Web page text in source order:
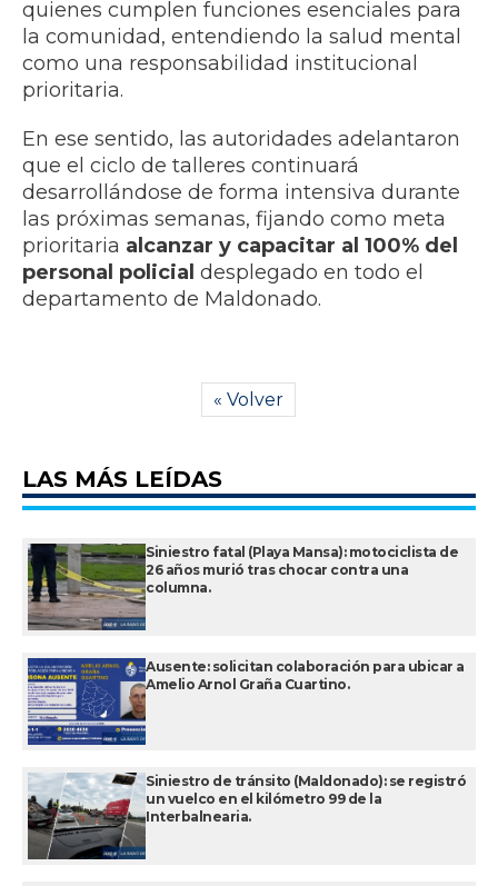
quienes cumplen funciones esenciales para
la comunidad, entendiendo la salud mental
como una responsabilidad institucional
prioritaria.
En ese sentido, las autoridades adelantaron
que el ciclo de talleres continuará
desarrollándose de forma intensiva durante
las próximas semanas, fijando como meta
prioritaria alcanzar y capacitar al 100% del
personal policial desplegado en todo el
departamento de Maldonado.
« Volver
LAS MÁS LEÍDAS
Siniestro fatal (Playa Mansa): motociclista de
26 años murió tras chocar contra una
columna.
Ausente: solicitan colaboración para ubicar a
Amelio Arnol Graña Cuartino.
Siniestro de tránsito (Maldonado): se registró
un vuelco en el kilómetro 99 de la
Interbalnearia.